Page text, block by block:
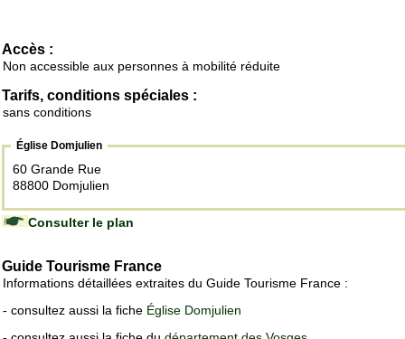
Accès :
Non accessible aux personnes à mobilité réduite
Tarifs, conditions spéciales :
sans conditions
Église Domjulien
60 Grande Rue
88800 Domjulien
Consulter le plan
Guide Tourisme France
Informations détaillées extraites du Guide Tourisme France :
- consultez aussi la fiche Église Domjulien